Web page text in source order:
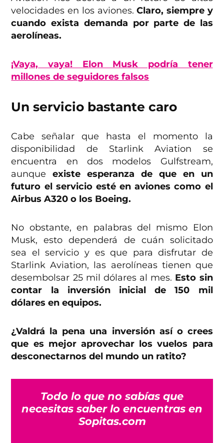
velocidades en los aviones.Claro, siempre y
cuando exista demanda por parte de las
aerolíneas.
¡Vaya, vaya! Elon Musk podría tener
millones de seguidores falsos
Un servicio bastante caro
Cabe señalar que hasta el momento la
disponibilidad de Starlink Aviation se
encuentra en dos modelos Gulfstream,
aunqueexiste esperanza de que en un
futuro el servicio esté en aviones como el
Airbus A320 o los Boeing.
No obstante, en palabras del mismo Elon
Musk, esto dependerá de cuán solicitado
sea el servicio y es que para disfrutar de
Starlink Aviation, las aerolíneas tienen que
desembolsar 25 mil dólares al mes. Esto sin
contar la inversión inicial de 150 mil
dólares en equipos.
¿Valdrá la pena una inversión así o crees
que es mejor aprovechar los vuelos para
desconectarnos del mundo un ratito?
Todo lo que no sabías que
necesitas saber lo encuentras en
Sopitas.com